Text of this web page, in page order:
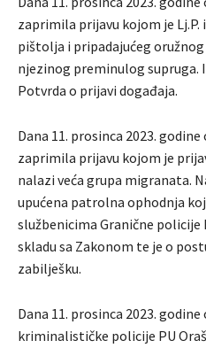
zaprimila prijavu kojom je
pištolja i pripadajućeg
njezinog preminulog supruga.
Potvrda o prijavi događaja.
Dana 11. prosinca 2023.
zaprimila prijavu kojom je
nalazi veća grupa migranata.
upućena patrolna ophodnja
službenicima Granične policije
skladu sa Zakonom te je o
zabilješku.
Dana 11. prosinca 2023.
kriminalističke policije PU